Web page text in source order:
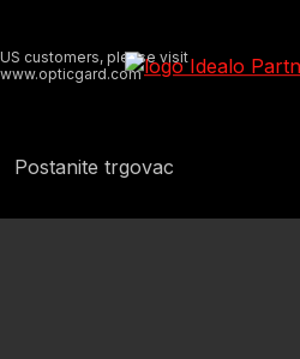
US customers, please visit
www.opticgard.com
Postanite trgovac